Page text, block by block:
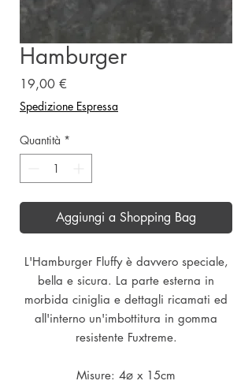
Hamburger
19,00 €
Spedizione Espressa
Quantità *
Aggiungi a Shopping Bag
L'Hamburger Fluffy è davvero speciale,
bella e sicura. La parte esterna in
morbida ciniglia e dettagli ricamati ed
all'interno un'imbottitura in gomma
resistente Fuxtreme.
Misure: 4⌀ x 15cm